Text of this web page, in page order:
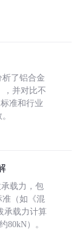
了铝合金
，并对比不
准和行业
载力，包
准（如《混
承载力计算
80kN）。